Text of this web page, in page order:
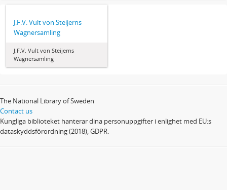
J.F.V. Vult von Steijerns
Wagnersamling
J.F.V. Vult von Steijerns
Wagnersamling
The National Library of Sweden
Contact us
Kungliga biblioteket hanterar dina personuppgifter i enlighet med EU:s
dataskyddsförordning (2018), GDPR.